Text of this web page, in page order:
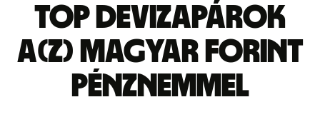
Top devizapárok
a(z) magyar forint
pénznemmel